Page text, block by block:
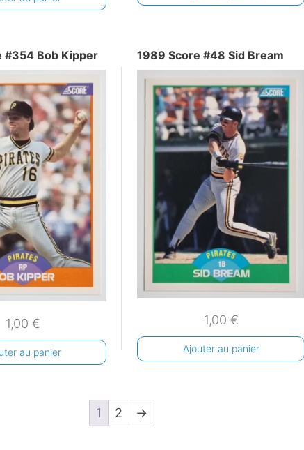
#354 Bob Kipper
1,00 €
au panier
1989 Score #48 Sid Bream
1,00 €
Ajouter au panier
1 2 →